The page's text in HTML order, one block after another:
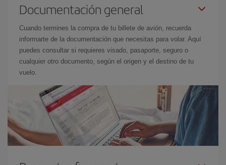
Documentación general
Cuando termines la compra de tu billete de avión, recuerda
informarte de la documentación que necesitas para volar. Aquí
puedes consultar si requieres visado, pasaporte, seguro o
cualquier otro documento, según el origen y el destino de tu
vuelo.